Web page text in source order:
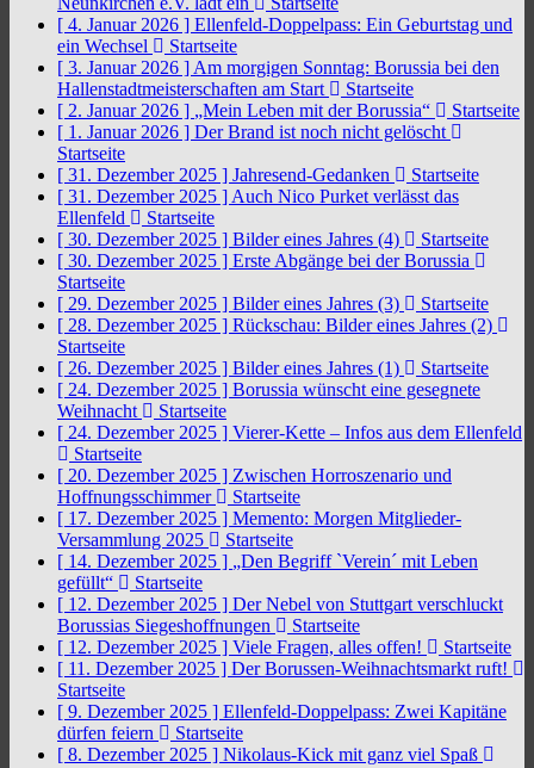
[ 4. Januar 2026 ] Ellenfeld-Doppelpass: Ein Geburtstag und
ein Wechsel
Startseite
[ 3. Januar 2026 ] Am morgigen Sonntag: Borussia bei den
Hallenstadtmeisterschaften am Start
Startseite
[ 2. Januar 2026 ] „Mein Leben mit der Borussia“
Startseite
[ 1. Januar 2026 ] Der Brand ist noch nicht gelöscht
Startseite
[ 31. Dezember 2025 ] Jahresend-Gedanken
Startseite
[ 31. Dezember 2025 ] Auch Nico Purket verlässt das
Ellenfeld
Startseite
[ 30. Dezember 2025 ] Bilder eines Jahres (4)
Startseite
[ 30. Dezember 2025 ] Erste Abgänge bei der Borussia
Startseite
[ 29. Dezember 2025 ] Bilder eines Jahres (3)
Startseite
[ 28. Dezember 2025 ] Rückschau: Bilder eines Jahres (2)
Startseite
[ 26. Dezember 2025 ] Bilder eines Jahres (1)
Startseite
[ 24. Dezember 2025 ] Borussia wünscht eine gesegnete
Weihnacht
Startseite
[ 24. Dezember 2025 ] Vierer-Kette – Infos aus dem Ellenfeld
Startseite
[ 20. Dezember 2025 ] Zwischen Horroszenario und
Hoffnungsschimmer
Startseite
[ 17. Dezember 2025 ] Memento: Morgen Mitglieder-
Versammlung 2025
Startseite
[ 14. Dezember 2025 ] „Den Begriff `Verein´ mit Leben
gefüllt“
Startseite
[ 12. Dezember 2025 ] Der Nebel von Stuttgart verschluckt
Borussias Siegeshoffnungen
Startseite
[ 12. Dezember 2025 ] Viele Fragen, alles offen!
Startseite
[ 11. Dezember 2025 ] Der Borussen-Weihnachtsmarkt ruft!
Startseite
[ 9. Dezember 2025 ] Ellenfeld-Doppelpass: Zwei Kapitäne
dürfen feiern
Startseite
[ 8. Dezember 2025 ] Nikolaus-Kick mit ganz viel Spaß